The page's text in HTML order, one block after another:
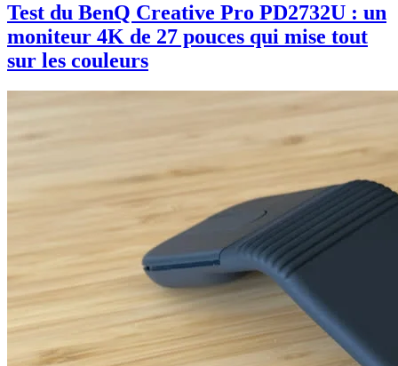
Test du BenQ Creative Pro PD2732U : un
moniteur 4K de 27 pouces qui mise tout
sur les couleurs